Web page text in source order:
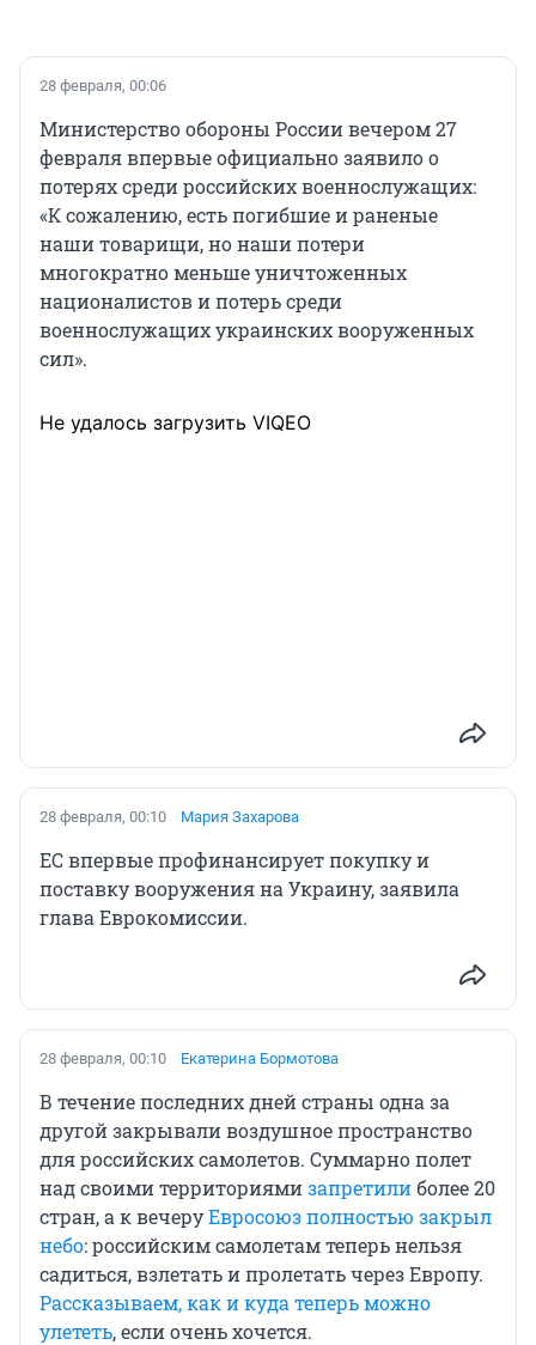
28 февраля, 00:06
Министерство обороны России вечером 27
февраля впервые официально заявило о
потерях среди российских военнослужащих:
«К сожалению, есть погибшие и раненые
наши товарищи, но наши потери
многократно меньше уничтоженных
националистов и потерь среди
военнослужащих украинских вооруженных
сил».
Не удалось загрузить VIQEO
28 февраля, 00:10 Мария Захарова
ЕС впервые профинансирует покупку и
поставку вооружения на Украину, заявила
глава Еврокомиссии.
28 февраля, 00:10 Екатерина Бормотова
В течение последних дней страны одна за
другой закрывали воздушное пространство
для российских самолетов. Суммарно полет
над своими территориямизапретилиболее 20
стран, а к вечеруЕвросоюз полностью закрыл
небо: российским самолетам теперь нельзя
садиться, взлетать и пролетать через Европу.
Рассказываем, как и куда теперь можно
улететь, если очень хочется.